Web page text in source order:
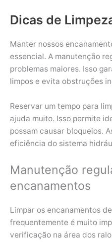
Dicas de
Manter nossos
essencial. A manutenção
problemas maiores. Isso
limpos e evita obstruções
Reservar um tempo para
ajuda muito. Isso permite
possam causar bloqueios.
eficiência do sistema
Manutenção
encanamentos
Limpar os encanamentos
frequentemente é muito
verificação na área dos